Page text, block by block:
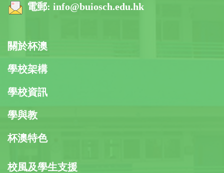
電郵: info@buiosch.edu.hk
關於杯澳
學校架構
學校資訊
學與教
杯澳特色
校風及學生支援